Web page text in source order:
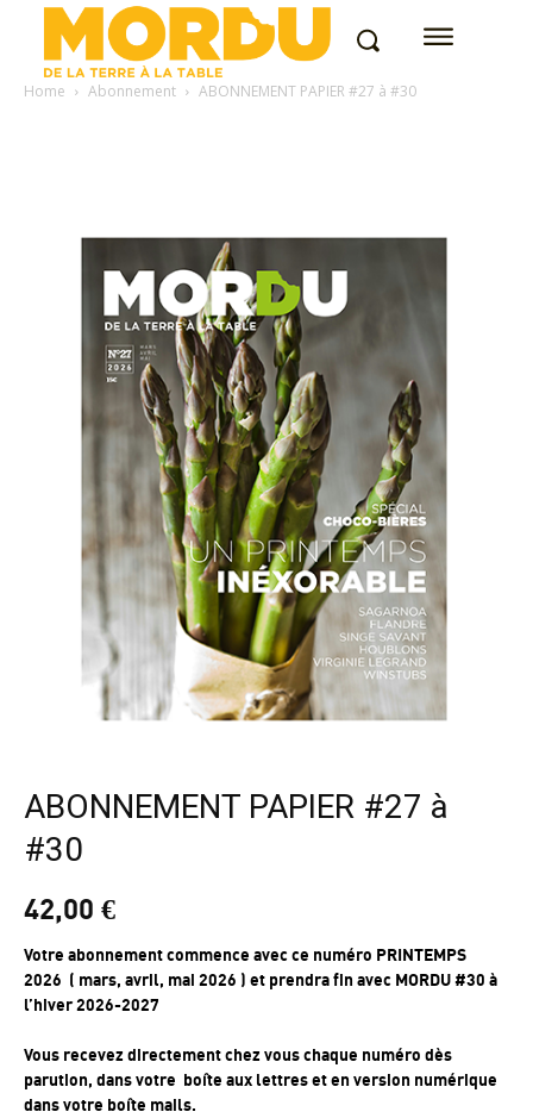
Home Abonnement ABONNEMENT PAPIER #27 à #30
ABONNEMENT PAPIER #27 à
#30
42,00 €
Votre abonnement commence avec ce numéro PRINTEMPS
2026 ( mars, avril, mai 2026 ) et prendra fin avec MORDU #30 à
l’hiver 2026-2027
Vous recevez directement chez vous chaque numéro dès
parution, dans votre boîte aux lettres et en version numérique
dans votre boîte mails.